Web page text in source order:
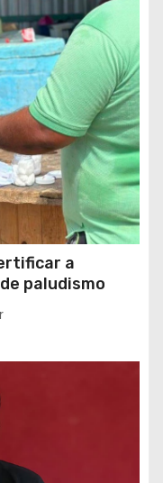
a
paludismo